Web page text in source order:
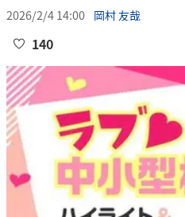
2026/2/4 14:00 岡村 友哉
140